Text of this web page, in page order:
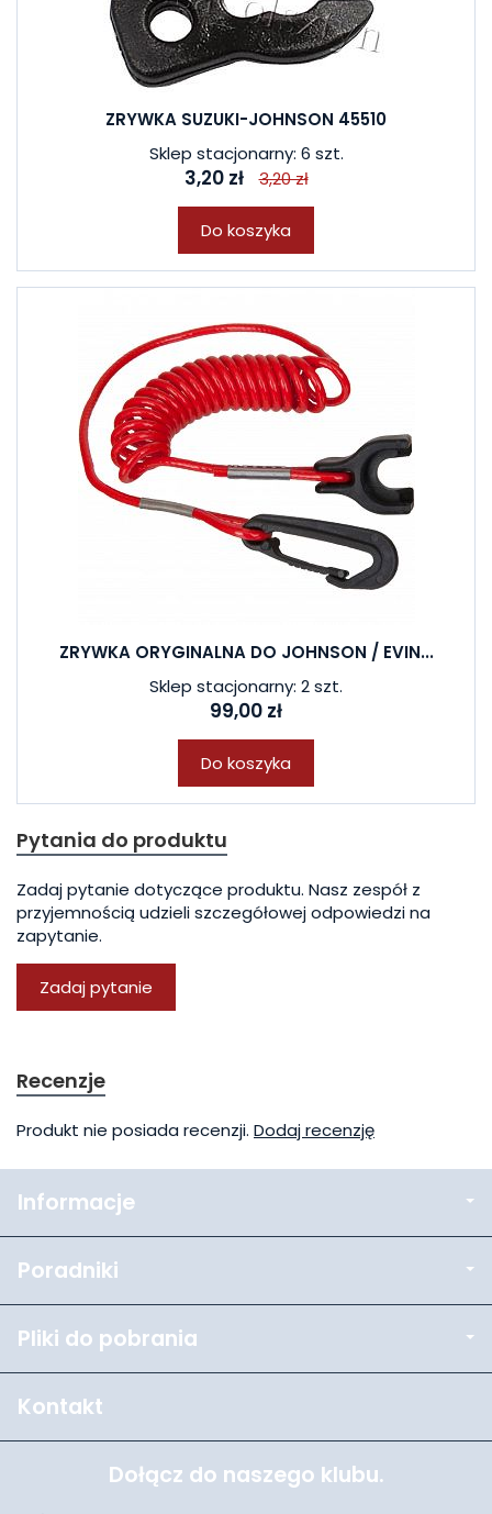
ZRYWKA SUZUKI-JOHNSON 45510
Sklep stacjonarny: 6 szt.
3,20 zł 3,20 zł
Do koszyka
ZRYWKA ORYGINALNA DO JOHNSON / EVIN...
Sklep stacjonarny: 2 szt.
99,00 zł
Do koszyka
Pytania do produktu
Zadaj pytanie dotyczące produktu. Nasz zespół z
przyjemnością udzieli szczegółowej odpowiedzi na
zapytanie.
Zadaj pytanie
Recenzje
Produkt nie posiada recenzji. Dodaj recenzję
Informacje
Poradniki
Pliki do pobrania
Kontakt
Dołącz do naszego klubu.